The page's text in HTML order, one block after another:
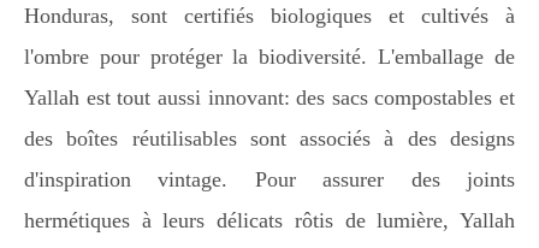
Honduras, sont certifiés biologiques et cultivés à
l'ombre pour protéger la biodiversité. L'emballage de
Yallah est tout aussi innovant: des sacs compostables et
des boîtes réutilisables sont associés à des designs
d'inspiration vintage. Pour assurer des joints
hermétiques à leurs délicats rôtis de lumière, Yallah